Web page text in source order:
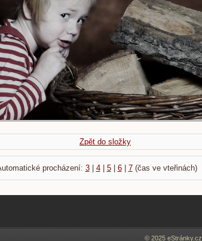
Zpět do složky
procházení: 3| 4| 5| 6| 7(čas ve vteřinách)
© 2025 eStránky.cz